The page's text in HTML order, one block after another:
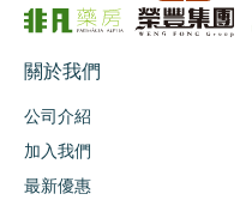
關於我們
公司介紹
加入我們
最新優惠